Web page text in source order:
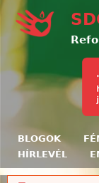
BLOGOK
HÍRLEVÉL